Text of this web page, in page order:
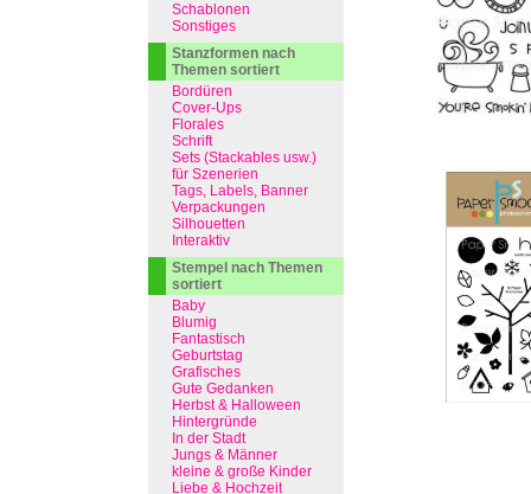
Schablonen
Sonstiges
Stanzformen nach
Themen sortiert
Bordüren
Cover-Ups
Florales
Schrift
Sets (Stackables usw.)
für Szenerien
Tags, Labels, Banner
Verpackungen
Silhouetten
Interaktiv
Stempel nach Themen
sortiert
Baby
Blumig
Fantastisch
Geburtstag
Grafisches
Gute Gedanken
Herbst & Halloween
Hintergründe
In der Stadt
Jungs & Männer
kleine & große Kinder
Liebe & Hochzeit